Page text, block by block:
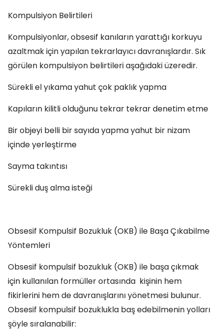
Kompulsiyon Belirtileri
Kompulsiyonlar, obsesif kanıların yarattığı korkuyu
azaltmak için yapılan tekrarlayıcı davranışlardır. Sık
görülen kompulsiyon belirtileri aşağıdaki üzeredir.
Sürekli el yıkama yahut çok paklık yapma
Kapıların kilitli olduğunu tekrar tekrar denetim etme
Bir objeyi belli bir sayıda yapma yahut bir nizam
içinde yerleştirme
Sayma takıntısı
Sürekli duş alma isteği
Obsesif Kompulsif Bozukluk (OKB) ile Başa Çıkabilme
Yöntemleri
Obsesif kompulsif bozukluk (OKB) ile başa çıkmak
için kullanılan formüller ortasında kişinin hem
fikirlerini hem de davranışlarını yönetmesi bulunur.
Obsesif kompulsif bozuklukla baş edebilmenin yolları
şöyle sıralanabilir: